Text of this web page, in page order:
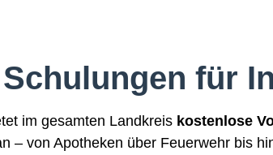
für
im gesamten Landkreis kostenlose
– von Apotheken über Feuerwehr bis